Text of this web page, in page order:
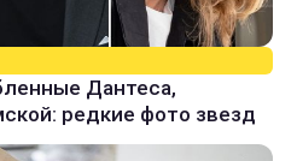
Дантеса,
редкие фото звезд